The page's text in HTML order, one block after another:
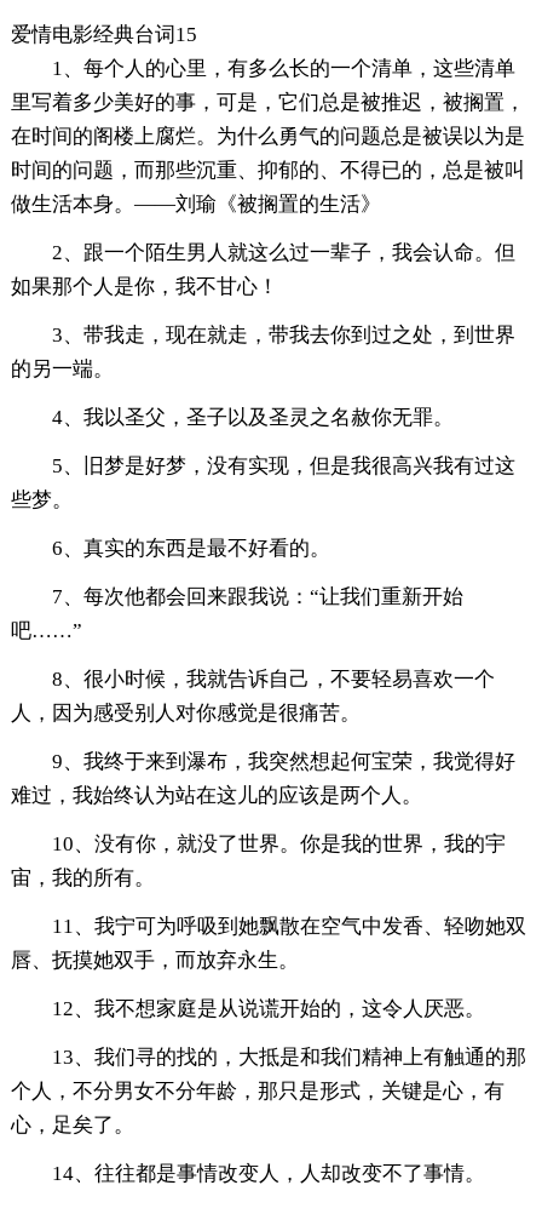
爱情电影经典台词15
1、每个人的心里，有多么长的一个清单，这些清单
里写着多少美好的事，可是，它们总是被推迟，被搁置，
在时间的阁楼上腐烂。为什么勇气的问题总是被误以为是
时间的问题，而那些沉重、抑郁的、不得已的，总是被叫
做生活本身。——刘瑜《被搁置的生活》
2、跟一个陌生男人就这么过一辈子，我会认命。但
如果那个人是你，我不甘心！
3、带我走，现在就走，带我去你到过之处，到世界
的另一端。
4、我以圣父，圣子以及圣灵之名赦你无罪。
5、旧梦是好梦，没有实现，但是我很高兴我有过这
些梦。
6、真实的东西是最不好看的。
7、每次他都会回来跟我说：“让我们重新开始
吧……”
8、很小时候，我就告诉自己，不要轻易喜欢一个
人，因为感受别人对你感觉是很痛苦。
9、我终于来到瀑布，我突然想起何宝荣，我觉得好
难过，我始终认为站在这儿的应该是两个人。
10、没有你，就没了世界。你是我的世界，我的宇
宙，我的所有。
11、我宁可为呼吸到她飘散在空气中发香、轻吻她双
唇、抚摸她双手，而放弃永生。
12、我不想家庭是从说谎开始的，这令人厌恶。
13、我们寻的找的，大抵是和我们精神上有触通的那
个人，不分男女不分年龄，那只是形式，关键是心，有
心，足矣了。
14、往往都是事情改变人，人却改变不了事情。